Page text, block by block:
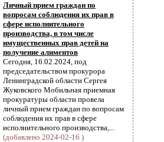
Личный прием граждан по
вопросам соблюдения их прав в
сфере исполнительного
производства, в том числе
имущественных прав детей на
получение алиментов
Сегодня, 16.02.2024, под
председательством прокурора
Ленинградской области Сергея
Жуковского Мобильная приемная
прокуратуры области провела
личный прием граждан по вопросам
соблюдения их прав в сфере
исполнительного производства,...
(добавлено 2024-02-16 )